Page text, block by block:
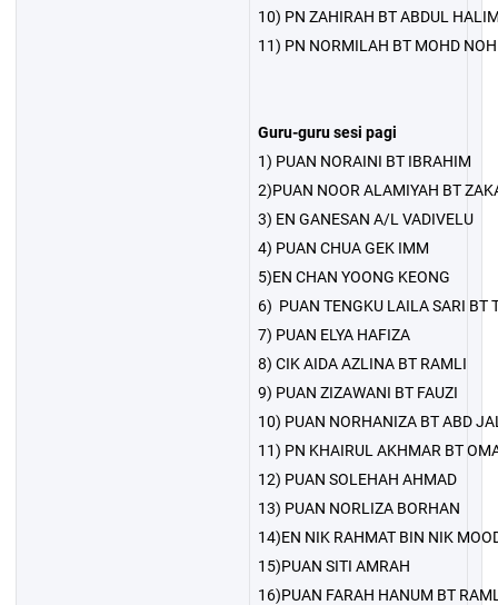
10) PN ZAHIRAH BT ABDUL
11) PN NORMILAH BT MOHD NOH
Guru-guru sesi pagi
1) PUAN NORAINI BT IBRAHIM
2)PUAN NOOR ALAMIYAH BT
3) EN GANESAN A/L VADIVELU
4) PUAN CHUA GEK IMM
5)EN CHAN YOONG KEONG
6) PUAN TENGKU LAILA SARI BT
7) PUAN ELYA HAFIZA
8) CIK AIDA AZLINA BT RAMLI
9) PUAN ZIZAWANI BT FAUZI
10) PUAN NORHANIZA BT ABD
11) PN KHAIRUL AKHMAR BT
12) PUAN SOLEHAH AHMAD
13) PUAN NORLIZA BORHAN
14)EN NIK RAHMAT BIN NIK
15)PUAN SITI AMRAH
16)PUAN FARAH HANUM BT